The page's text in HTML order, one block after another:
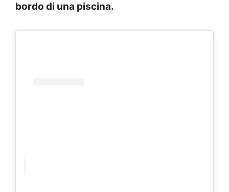
bordo di una piscina.